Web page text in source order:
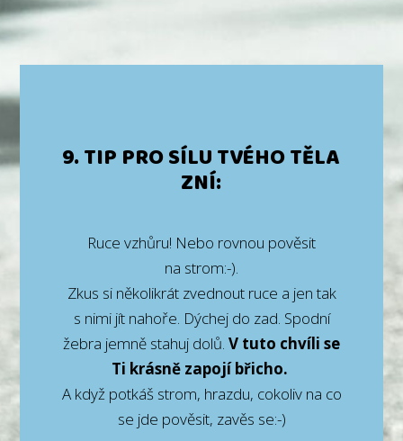
9. TIP PRO SÍLU TVÉHO TĚLA
ZNÍ:
Ruce vzhůru! Nebo rovnou pověsit
na strom:-).
Zkus si několikrát zvednout ruce a jen tak
s nimi jít nahoře. Dýchej do zad. Spodní
žebra jemně stahuj dolů. V tuto chvíli se
Ti krásně zapojí břicho.
A když potkáš strom, hrazdu, cokoliv na co
se jde pověsit, zavěs se:-)